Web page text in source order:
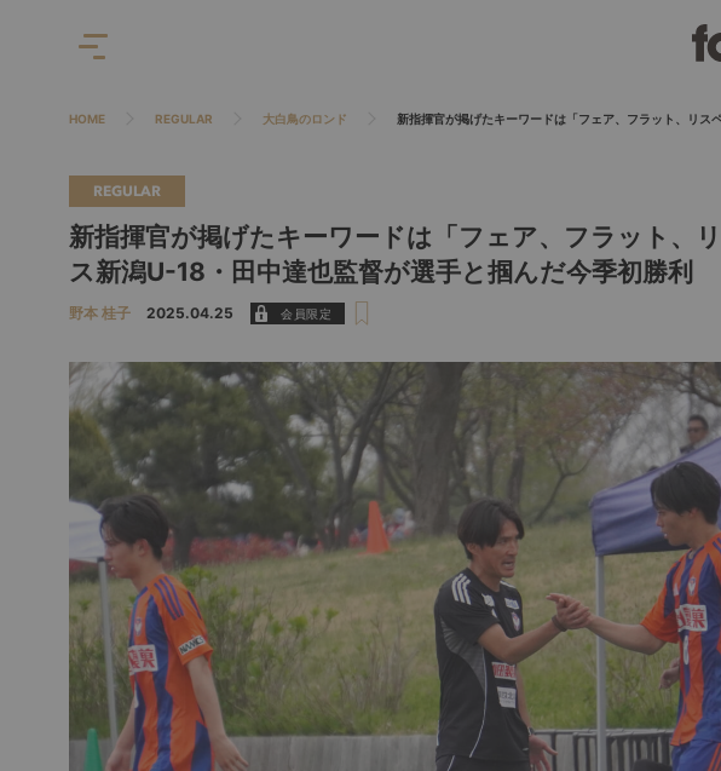
HOME REGULAR 大白鳥のロンド 新指揮官が掲げたキーワードは「フェア、フラット、リ
REGULAR
新指揮官が掲げたキーワードは「フェア、フラット、
ス新潟U-18・田中達也監督が選手と掴んだ今季初勝利
野本 桂子 2025.04.25